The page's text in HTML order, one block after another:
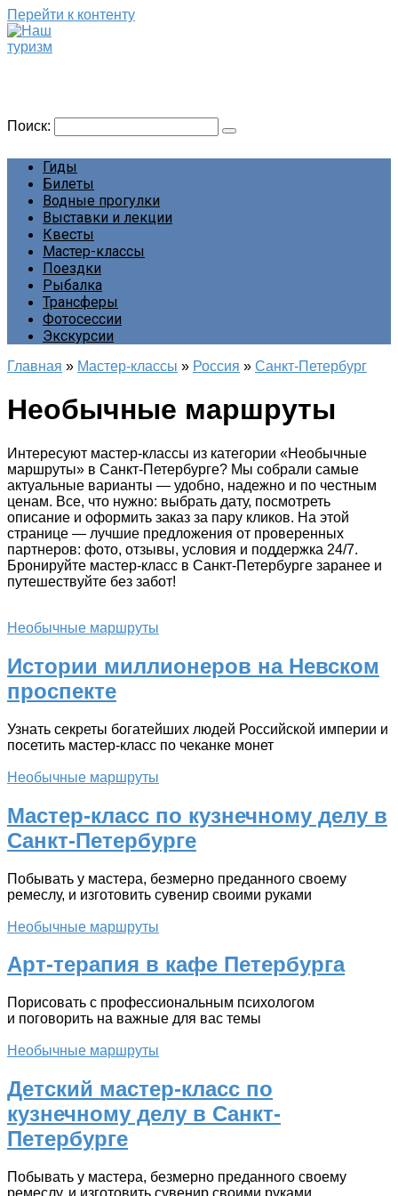
Перейти к контенту
Поиск:
Гиды
Билеты
Водные прогулки
Выставки и лекции
Квесты
Мастер-классы
Поездки
Рыбалка
Трансферы
Фотосессии
Экскурсии
Главная » Мастер-классы » Россия » Санкт-Петербург
Необычные маршруты
Интересуют мастер-классы из категории «Необычные
маршруты» в Санкт-Петербурге? Мы собрали самые
актуальные варианты — удобно, надежно и по честным
ценам. Все, что нужно: выбрать дату, посмотреть
описание и оформить заказ за пару кликов. На этой
странице — лучшие предложения от проверенных
партнеров: фото, отзывы, условия и поддержка 24/7.
Бронируйте мастер-класс в Санкт-Петербурге заранее и
путешествуйте без забот!
Необычные маршруты
Истории миллионеров на Невском
проспекте
Узнать секреты богатейших людей Российской империи и
посетить мастер-класс по чеканке монет
Необычные маршруты
Мастер-класс по кузнечному делу в
Санкт-Петербурге
Побывать у мастера, безмерно преданного своему
ремеслу, и изготовить сувенир своими руками
Необычные маршруты
Арт-терапия в кафе Петербурга
Порисовать с профессиональным психологом
и поговорить на важные для вас темы
Необычные маршруты
Детский мастер-класс по
кузнечному делу в Санкт-
Петербурге
Побывать у мастера, безмерно преданного своему